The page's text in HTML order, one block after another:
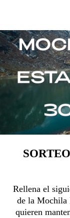
Rellena el
de la Mochila
quieren